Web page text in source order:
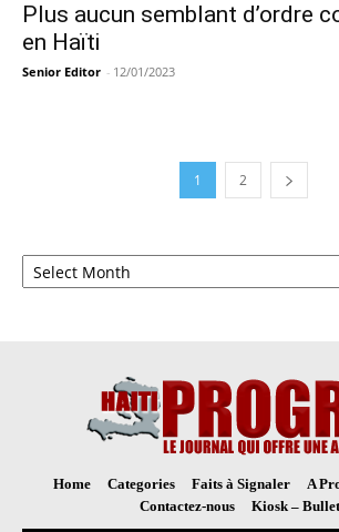
Plus aucun semblant d’ordre
en Haïti
Senior Editor - 12/01/2023
1 2
Archives
Home Categories Faits à Signaler
A
Contactez-nous
Kiosk –